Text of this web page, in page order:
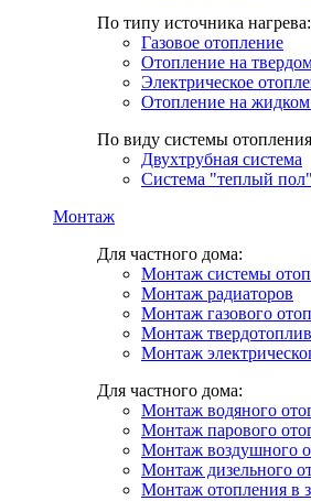
По типу источника нагрева:
Газовое отопление
Отопление на
Электрическое
Отопление на
По виду системы
Двухтрубная система
Система "теплый пол"
Монтаж
Для частного дома:
Монтаж системы
Монтаж радиаторов
Монтаж газового
Монтаж
Монтаж
Для частного дома:
Монтаж водяного
Монтаж парового
Монтаж воздушного
Монтаж дизельного
Монтаж отопления в